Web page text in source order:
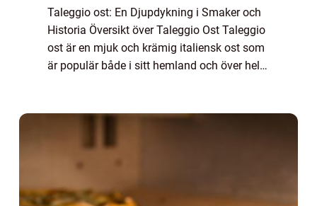
Taleggio ost: En Djupdykning i Smaker och
Historia Översikt över Taleggio Ost Taleggio
ost är en mjuk och krämig italiensk ost som
är populär både i sitt hemland och över hela